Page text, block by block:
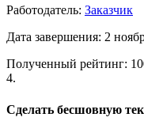
Работодатель: Заказчик
Дата завершения: 2
Полученный рейтинг:
4.
Сделать бесшовную